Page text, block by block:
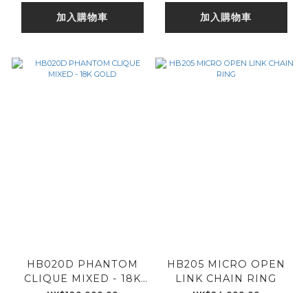
加入購物車 加入購物車
HB020D PHANTOM
CLIQUE MIXED - 18K
HB205 MICRO OPEN
LINK CHAIN RING